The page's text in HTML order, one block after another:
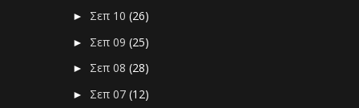
► Σεπ 10(26)
► Σεπ 09(25)
► Σεπ 08(28)
► Σεπ 07(12)